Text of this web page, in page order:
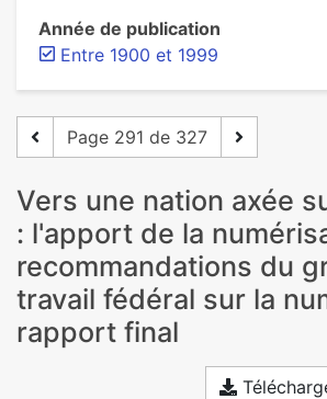
Année de publication
Entre 1900 et 1999
Page 291 de 327
Vers une nation axée
: l'apport de la
recommandations du
travail fédéral sur la
rapport final